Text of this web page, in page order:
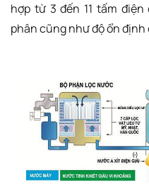
hợp từ 3 đến 11 tấm
phân cũng như độ ổn